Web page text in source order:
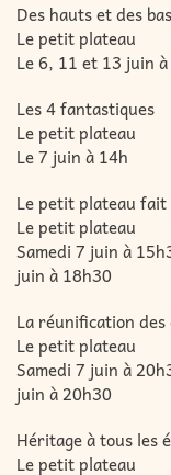
Des hauts et des bas
Le petit plateau
Le 6, 11 et 13 juin
Les 4 fantastiques
Le petit plateau
Le 7 juin à 14h
Le petit plateau fait
Le petit plateau
Samedi 7 juin à
juin à 18h30
La réunification des
Le petit plateau
Samedi 7 juin à
juin à 20h30
Héritage à tous les
Le petit plateau